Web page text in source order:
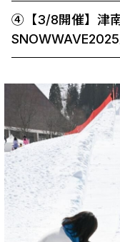
➃【3/8開催】津
SNOWWAVE2025